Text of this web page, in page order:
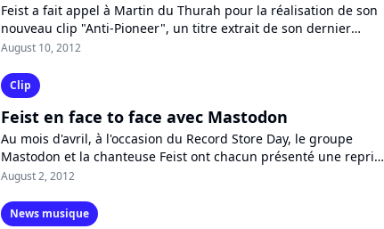
Feist a fait appel à Martin du Thurah pour la réalisation de son
nouveau clip "Anti-Pioneer", un titre extrait de son dernier
album "Metals". Découvrez-le...
August 10, 2012
Clip
Feist en face to face avec Mastodon
Au mois d'avril, à l'occasion du Record Store Day, le groupe
Mastodon et la chanteuse Feist ont chacun présenté une reprise
d'un titre de l'autre. L'occasion...
August 2, 2012
News musique